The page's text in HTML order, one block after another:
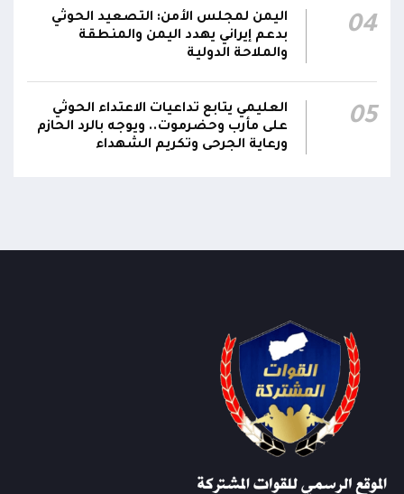
04
اليمن لمجلس الأمن: التصعيد الحوثي
بدعم إيراني يهدد اليمن والمنطقة
والملاحة الدولية
05
العليمي يتابع تداعيات الاعتداء الحوثي
على مأرب وحضرموت.. ويوجه بالرد الحازم
ورعاية الجرحى وتكريم الشهداء